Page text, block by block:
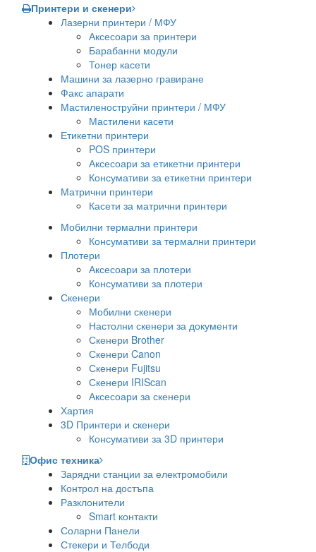
Принтери и скенери
Лазерни принтери / МФУ
Аксесоари за принтери
Барабанни модули
Тонер касети
Машини за лазерно гравиране
Факс апарати
Мастиленоструйни принтери / МФУ
Мастилени касети
Етикетни принтери
POS принтери
Аксесоари за етикетни принтери
Консумативи за етикетни принтери
Матрични принтери
Касети за матрични принтери
Мобилни термални принтери
Консумативи за термални принтери
Плотери
Аксесоари за плотери
Консумативи за плотери
Скенери
Мобилни скенери
Настолни скенери за документи
Скенери Brother
Скенери Canon
Скенери Fujitsu
Скенери IRIScan
Аксесоари за скенери
Хартия
3D Принтери и скенери
Консумативи за 3D принтери
Офис техника
Зарядни станции за електромобили
Контрол на достъпа
Разклонители
Smart контакти
Соларни Панели
Стекери и Телбоди